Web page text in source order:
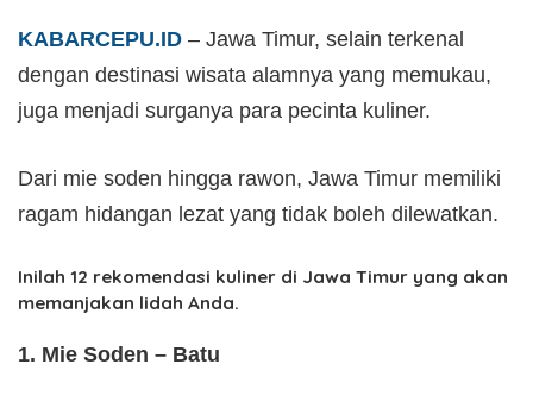
KABARCEPU.ID – Jawa Timur, selain terkenal
dengan destinasi wisata alamnya yang memukau,
juga menjadi surganya para pecinta kuliner.
Dari mie soden hingga rawon, Jawa Timur memiliki
ragam hidangan lezat yang tidak boleh dilewatkan.
Inilah 12 rekomendasi kuliner di Jawa Timur yang akan
memanjakan lidah Anda.
1. Mie Soden – Batu